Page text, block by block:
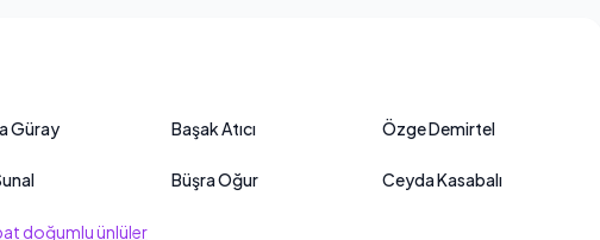
Güray Başak Atıcı Özge Demirtel
Büşra Oğur Ceyda Kasabalı
doğumlu ünlüler